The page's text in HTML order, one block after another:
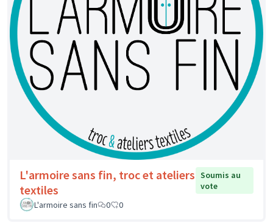
L'armoire sans fin, troc et ateliers
textiles
Soumis au
vote
L'armoire sans fin
0 0